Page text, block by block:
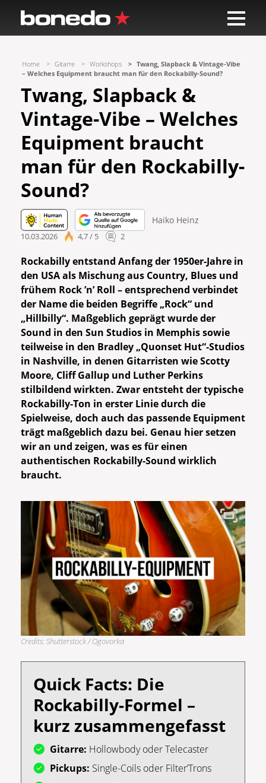
Home Gitarre Workshops
Twang, Slapback & Vintage-Vibe
– Welches Equipment braucht man für den Rockabilly-Sound?
Twang, Slapback &
Vintage-Vibe – Welches
Equipment braucht
man für den Rockabilly-
Sound?
Haiko Heinz
10.03.2026 4,7 / 5 2
Rockabilly entstand Anfang der 1950er-Jahre in
den USA als Mischung aus Country, Blues und
frühem Rock ’n’ Roll – entsprechend verbindet
der Name die beiden Begriffe „Rock“ und
„Hillbilly“. Maßgeblich geprägt wurde der
Sound in den Sun Studios in Memphis sowie
teilweise in den Bradley „Quonset Hut“-Studios
in Nashville, in denen Gitarristen wie Scotty
Moore, Cliff Gallup und Luther Perkins
stilbildend wirkten. Zwar entsteht der typische
Rockabilly-Ton in erster Linie durch die
Spielweise, doch auch das passende Equipment
trägt maßgeblich dazu bei. Genau hier setzen
wir an und zeigen, was es für einen
authentischen Rockabilly-Sound wirklich
braucht.
Credits: Shutterstock / Ogovorka
Quick Facts: Die
Rockabilly-Formel –
kurz zusammengefasst
Gitarre: Hollowbody oder Telecaster
Pickups: Single-Coils oder Filter’Trons